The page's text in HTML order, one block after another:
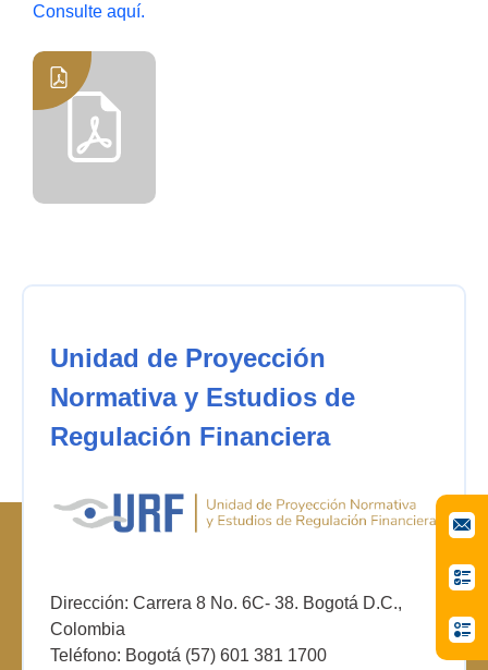
Consulte aquí.
Unidad de Proyección
Normativa y Estudios de
Regulación Financiera
Dirección: Carrera 8 No. 6C- 38. Bogotá D.C.,
Colombia
Teléfono: Bogotá (57) 601 381 1700